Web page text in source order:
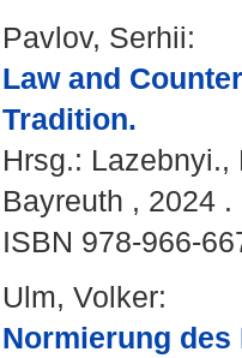
Pavlov, Serhii:
Law and
Tradition.
Hrsg.: Lazebnyi.,
Bayreuth , 2024
ISBN 978-966-
Ulm, Volker:
Normierung des